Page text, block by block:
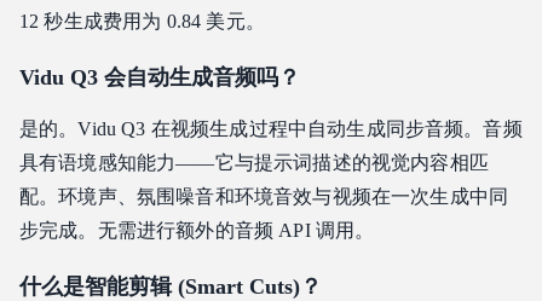
12 秒生成费用为 0.84 美元。
Vidu Q3 会自动生成音频吗？
是的。Vidu Q3 在视频生成过程中自动生成同步音频。音频
具有语境感知能力——它与提示词描述的视觉内容相匹
配。环境声、氛围噪音和环境音效与视频在一次生成中同
步完成。无需进行额外的音频 API 调用。
什么是智能剪辑 (Smart Cuts)？